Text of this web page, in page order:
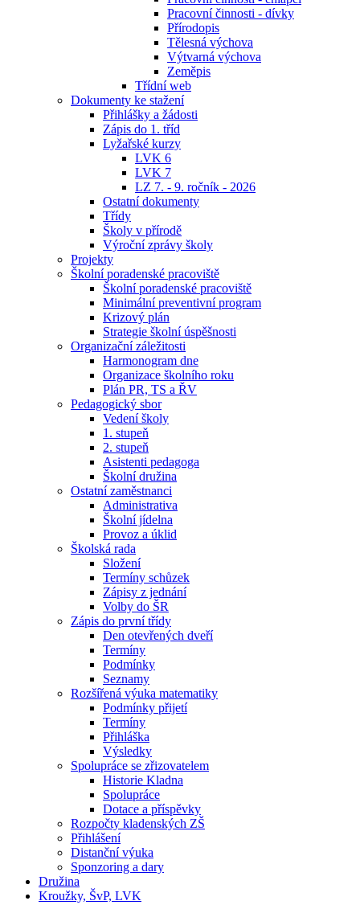
Pracovní činnosti - dívky
Přírodopis
Tělesná výchova
Výtvarná výchova
Zeměpis
Třídní web
Dokumenty ke stažení
Přihlášky a žádosti
Zápis do 1. tříd
Lyžařské kurzy
LVK 6
LVK 7
LZ 7. - 9. ročník - 2026
Ostatní dokumenty
Třídy
Školy v přírodě
Výroční zprávy školy
Projekty
Školní poradenské pracoviště
Školní poradenské pracoviště
Minimální preventivní program
Krizový plán
Strategie školní úspěšnosti
Organizační záležitosti
Harmonogram dne
Organizace školního roku
Plán PR, TS a ŘV
Pedagogický sbor
Vedení školy
1. stupeň
2. stupeň
Asistenti pedagoga
Školní družina
Ostatní zaměstnanci
Administrativa
Školní jídelna
Provoz a úklid
Školská rada
Složení
Termíny schůzek
Zápisy z jednání
Volby do ŠR
Zápis do první třídy
Den otevřených dveří
Termíny
Podmínky
Seznamy
Rozšířená výuka matematiky
Podmínky přijetí
Termíny
Přihláška
Výsledky
Spolupráce se zřizovatelem
Historie Kladna
Spolupráce
Dotace a příspěvky
Rozpočty kladenských ZŠ
Přihlášení
Distanční výuka
Sponzoring a dary
Družina
Kroužky, ŠvP, LVK